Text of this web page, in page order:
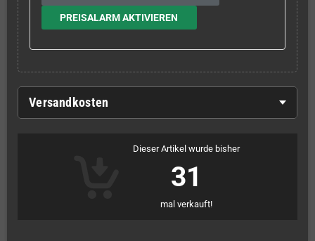
PREISALARM AKTIVIEREN
Versandkosten
Dieser Artikel wurde bisher
31
mal verkauft!